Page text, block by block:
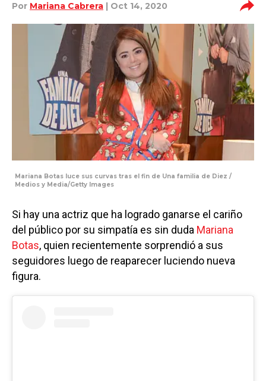
Por Mariana Cabrera | Oct 14, 2020
Mariana Botas luce sus curvas tras el fin de Una familia de Diez /
Medios y Media/Getty Images
Si hay una actriz que ha logrado ganarse el cariño
del público por su simpatía es sin duda Mariana
Botas, quien recientemente sorprendió a sus
seguidores luego de reaparecer luciendo nueva
figura.